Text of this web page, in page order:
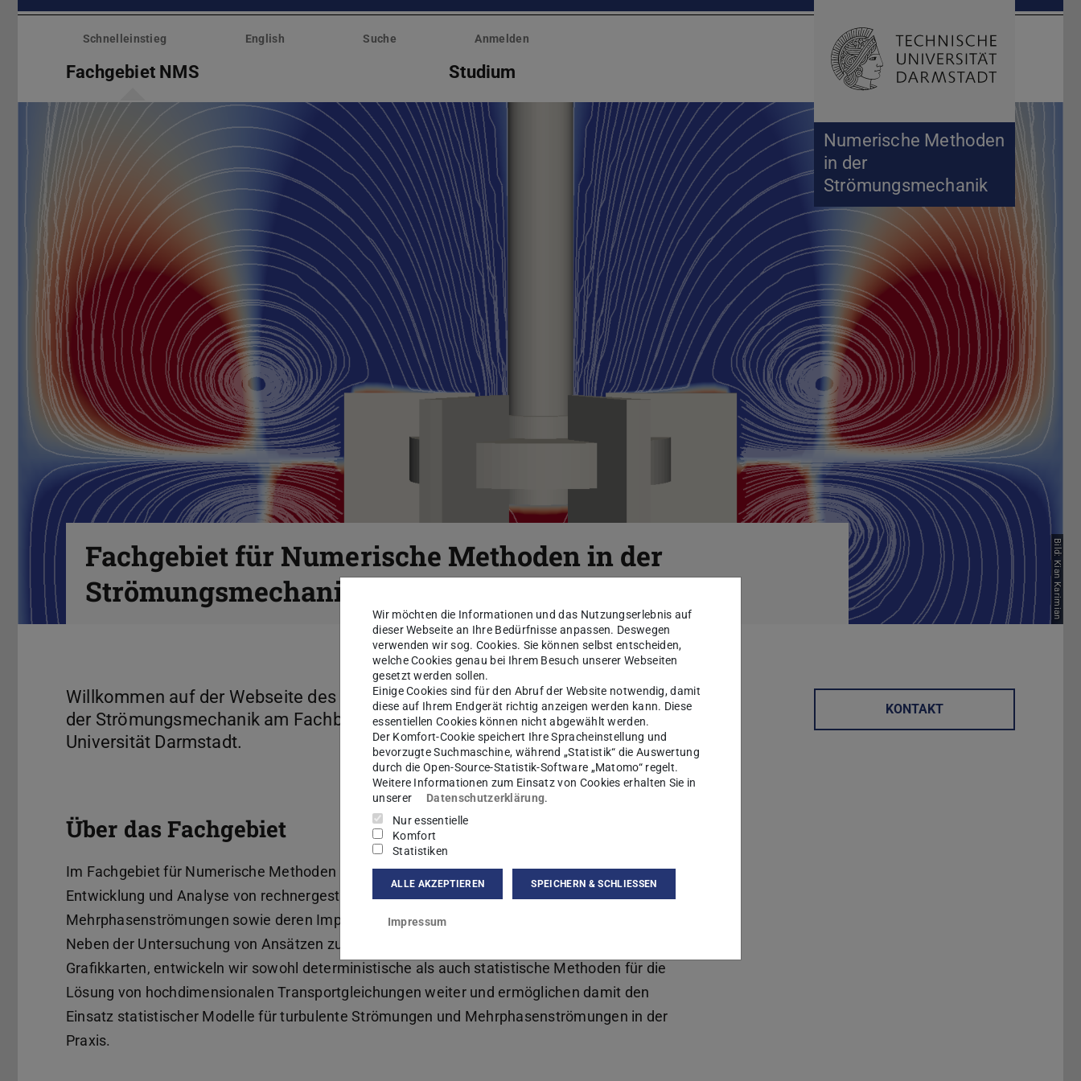
Menü
überspringen
Numerische Methoden
in der
Strömungsmechanik
Schnelleinstieg English Suche Anmelden
Fachgebiet NMS Studium Suche öffnen
Bild: Kian Karimian
Fachgebiet für Numerische Methoden in der
Strömungsmechanik
Willkommen auf der Webseite des Fachgebiets für Numerische Methoden in
der Strömungsmechanik am Fachbereich Maschinenbau der Technischen
Universität Darmstadt.
KONTAKT
Über das Fachgebiet
Im Fachgebiet für Numerische Methoden in der Strömungsmechanik liegt unser Fokus auf der
Entwicklung und Analyse von rechnergestützten Verfahren für die Berechnung von Ein- und
Mehrphasenströmungen sowie deren Implementierung auf heterogenen Rechensystemen.
Neben der Untersuchung von Ansätzen zur Grenzflächenkopplung und zum Rechnen auf
Grafikkarten, entwickeln wir sowohl deterministische als auch statistische Methoden für die
Lösung von hochdimensionalen Transportgleichungen weiter und ermöglichen damit den
Einsatz statistischer Modelle für turbulente Strömungen und Mehrphasenströmungen in der
Praxis.
Wir möchten die Informationen und das Nutzungserlebnis auf
dieser Webseite an Ihre Bedürfnisse anpassen. Deswegen
verwenden wir sog. Cookies. Sie können selbst entscheiden,
welche Cookies genau bei Ihrem Besuch unserer Webseiten
gesetzt werden sollen.
Einige Cookies sind für den Abruf der Website notwendig, damit
diese auf Ihrem Endgerät richtig anzeigen werden kann. Diese
essentiellen Cookies können nicht abgewählt werden.
Der Komfort-Cookie speichert Ihre Spracheinstellung und
bevorzugte Suchmaschine, während „Statistik“ die Auswertung
durch die Open-Source-Statistik-Software „Matomo“ regelt.
Weitere Informationen zum Einsatz von Cookies erhalten Sie in
unserer
Datenschutzerklärung.
Nur essentielle
Komfort
Statistiken
ALLE AKZEPTIEREN SPEICHERN & SCHLIESSEN
Impressum